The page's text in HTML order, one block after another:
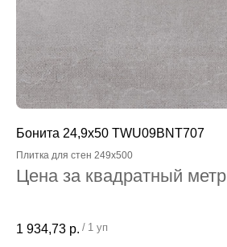
Бонита 24,9x50 TWU09BNT707
Плитка для стен 249x500
Цена за квадратный метр
1 934,73 р. / 1 уп